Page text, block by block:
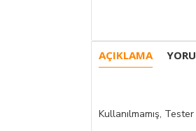
AÇIKLAMA
Kullanılmamış,